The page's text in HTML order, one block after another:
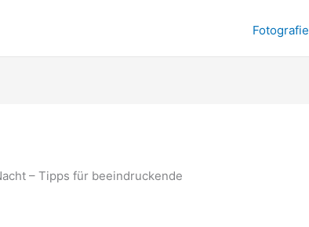
Fotografie